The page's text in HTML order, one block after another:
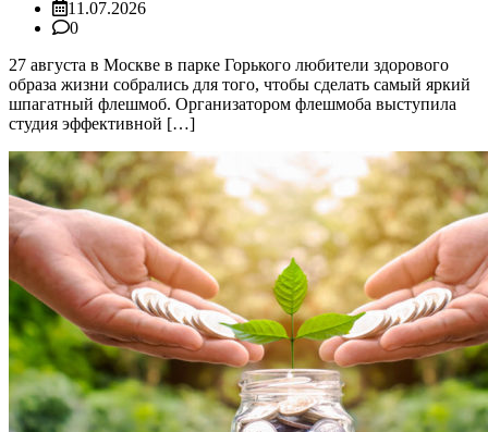
11.07.2026
0
27 августа в Москве в парке Горького любители здорового
образа жизни собрались для того, чтобы сделать самый яркий
шпагатный флешмоб. Организатором флешмоба выступила
студия эффективной […]